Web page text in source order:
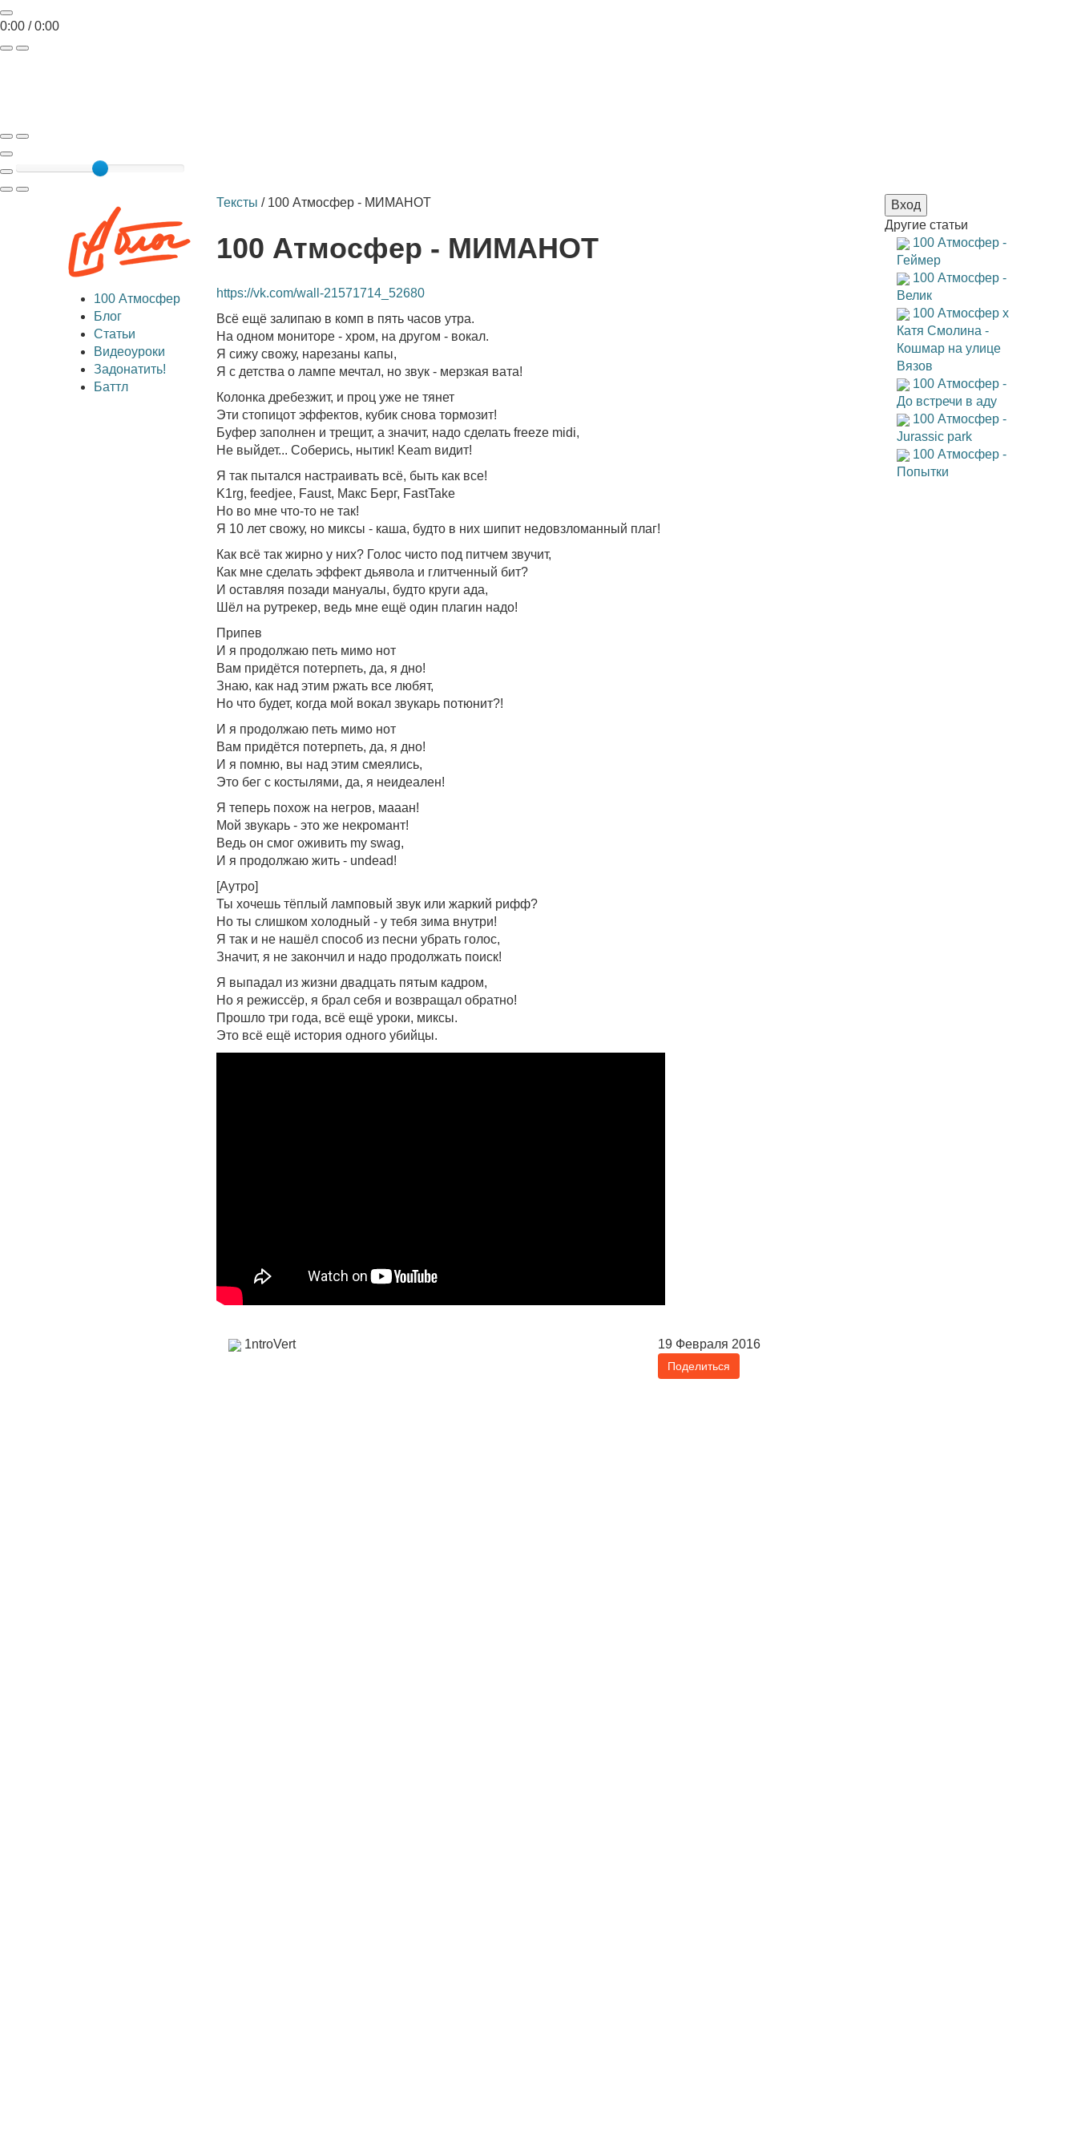
0:00 /0:00
100 Атмосфер
Блог
Статьи
Видеоуроки
Задонатить!
Баттл
Тексты / 100 Атмосфер - МИМАНОТ
100 Атмосфер - МИМАНОТ
https://vk.com/wall-21571714_52680
Всё ещё залипаю в комп в пять часов утра.
На одном мониторе - хром, на другом - вокал.
Я сижу свожу, нарезаны капы,
Я с детства о лампе мечтал, но звук - мерзкая вата!
Колонка дребезжит, и проц уже не тянет
Эти стопицот эффектов, кубик снова тормозит!
Буфер заполнен и трещит, а значит, надо сделать freeze midi,
Не выйдет... Соберись, нытик! Keam видит!
Я так пытался настраивать всё, быть как все!
K1rg, feedjee, Faust, Макс Берг, FastTake
Но во мне что-то не так!
Я 10 лет свожу, но миксы - каша, будто в них шипит недовзломанный плаг!
Как всё так жирно у них? Голос чисто под питчем звучит,
Как мне сделать эффект дьявола и глитченный бит?
И оставляя позади мануалы, будто круги ада,
Шёл на рутрекер, ведь мне ещё один плагин надо!
Припев
И я продолжаю петь мимо нот
Вам придётся потерпеть, да, я дно!
Знаю, как над этим ржать все любят,
Но что будет, когда мой вокал звукарь потюнит?!
И я продолжаю петь мимо нот
Вам придётся потерпеть, да, я дно!
И я помню, вы над этим смеялись,
Это бег с костылями, да, я неидеален!
Я теперь похож на негров, мааан!
Мой звукарь - это же некромант!
Ведь он смог оживить my swag,
И я продолжаю жить - undead!
[Аутро]
Ты хочешь тёплый ламповый звук или жаркий рифф?
Но ты слишком холодный - у тебя зима внутри!
Я так и не нашёл способ из песни убрать голос,
Значит, я не закончил и надо продолжать поиск!
Я выпадал из жизни двадцать пятым кадром,
Но я режиссёр, я брал себя и возвращал обратно!
Прошло три года, всё ещё уроки, миксы.
Это всё ещё история одного убийцы.
1ntroVert 19 Февраля 2016
Поделиться
Вход
Другие статьи
100 Атмосфер -
Геймер
100 Атмосфер -
Велик
100 Атмосфер x
Катя Смолина -
Кошмар на улице
Вязов
100 Атмосфер -
До встречи в аду
100 Атмосфер -
Jurassic park
100 Атмосфер -
Попытки